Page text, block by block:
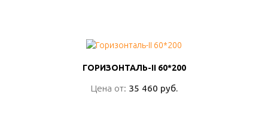
ГОРИЗОНТАЛЬ-II 60*200
Цена от: 35 460 руб.
ГОРИЗОНТАЛЬ-II 60*200
Цена от: 35 460 руб.